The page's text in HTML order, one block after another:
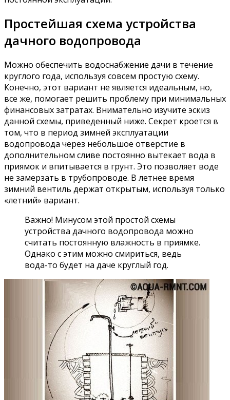
Простейшая схема устройства
дачного водопровода
Можно обеспечить водоснабжение дачи в течение
круглого года, используя совсем простую схему.
Конечно, этот вариант не является идеальным, но,
все же, помогает решить проблему при минимальных
финансовых затратах. Внимательно изучите эскиз
данной схемы, приведенный ниже. Секрет кроется в
том, что в период зимней эксплуатации
водопровода через небольшое отверстие в
дополнительном сливе постоянно вытекает вода в
приямок и впитывается в грунт. Это позволяет воде
не замерзать в трубопроводе. В летнее время
зимний вентиль держат открытым, используя только
«летний» вариант.
Важно! Минусом этой простой схемы
устройства дачного водопровода можно
считать постоянную влажность в приямке.
Однако с этим можно смириться, ведь
вода-то будет на даче круглый год.